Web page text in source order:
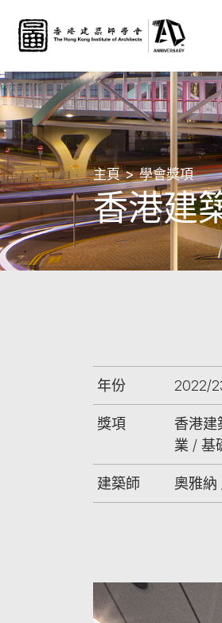
主頁 學會獎項
香港建
年份 2022/
獎項
香港建
業 / 基
建築師 奧雅納